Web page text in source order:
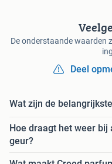
De onderstaande waarden
Deel
Wat zijn de
Hoe draagt het weer bij
geur?